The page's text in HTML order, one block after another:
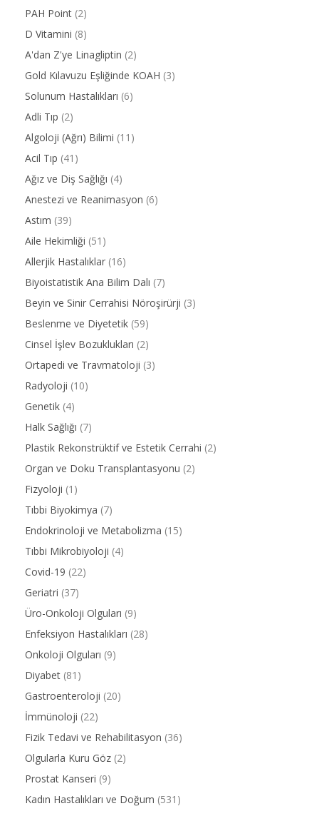
PAH Point (2)
D Vitamini (8)
A'dan Z'ye Linagliptin (2)
Gold Kılavuzu Eşliğinde KOAH (3)
Solunum Hastalıkları (6)
Adli Tıp (2)
Algoloji (Ağrı) Bilimi (11)
Acil Tıp (41)
Ağız ve Diş Sağlığı (4)
Anestezi ve Reanimasyon (6)
Astım (39)
Aile Hekimliği (51)
Allerjik Hastalıklar (16)
Biyoistatistik Ana Bilim Dalı (7)
Beyin ve Sinir Cerrahisi Nöroşirürji (3)
Beslenme ve Diyetetik (59)
Cinsel İşlev Bozuklukları (2)
Ortapedi ve Travmatoloji (3)
Radyoloji (10)
Genetik (4)
Halk Sağlığı (7)
Plastik Rekonstrüktif ve Estetik Cerrahi (2)
Organ ve Doku Transplantasyonu (2)
Fizyoloji (1)
Tıbbi Biyokimya (7)
Endokrinoloji ve Metabolizma (15)
Tıbbi Mikrobiyoloji (4)
Covid-19 (22)
Geriatri (37)
Üro-Onkoloji Olguları (9)
Enfeksiyon Hastalıkları (28)
Onkoloji Olguları (9)
Diyabet (81)
Gastroenteroloji (20)
İmmünoloji (22)
Fizik Tedavi ve Rehabilitasyon (36)
Olgularla Kuru Göz (2)
Prostat Kanseri (9)
Kadın Hastalıkları ve Doğum (531)